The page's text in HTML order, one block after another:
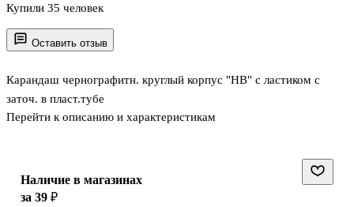
Оставить отзыв
Карандаш чернографитн. круглый корпус "HB" с ластиком с
заточ. в пласт.тубе
Перейти к описанию и характеристикам
Купили 35 человек
Наличие в магазинах
за 39 ₽